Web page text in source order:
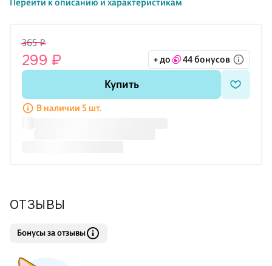
этой книги или самому попробовать написать что-либо.
Рекомендовано ученикам начальной школы, педагогам,
родителям.
Перейти к описанию и характеристикам
365 ₽
299 ₽ + до 44 бонусов
Купить
В наличии 5 шт.
ОТЗЫВЫ
Бонусы за отзывы